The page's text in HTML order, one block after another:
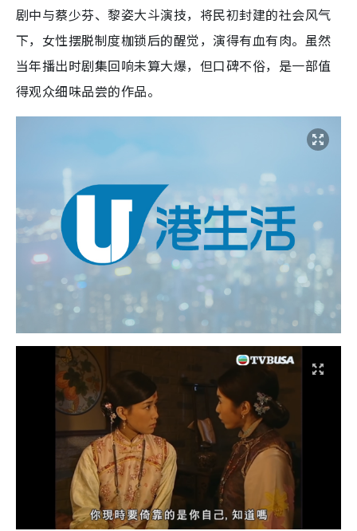
剧中与蔡少芬、黎姿大斗演技，将民初封建的社会风气
下，女性摆脱制度枷锁后的醒觉，演得有血有肉。虽然
当年播出时剧集回响未算大爆，但口碑不俗，是一部值
得观众细味品尝的作品。